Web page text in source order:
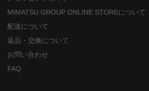
MIMATSU GROUP ONLINE STOREについて
配送について
返品・交換について
お問い合わせ
FAQ